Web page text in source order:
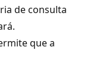
de consulta
que a